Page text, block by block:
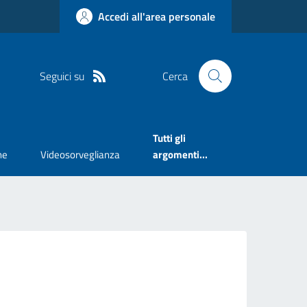
Accedi all'area personale
Seguici su Cerca
Videosorveglianza
Tutti gli
argomenti...